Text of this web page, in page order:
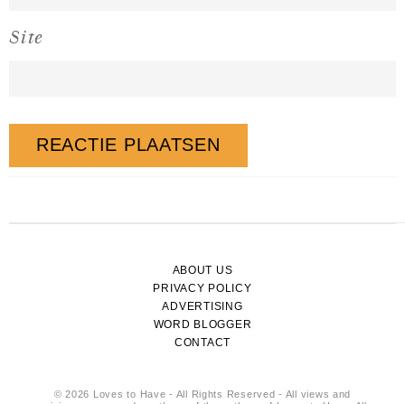
Site
ABOUT US
PRIVACY POLICY
ADVERTISING
WORD BLOGGER
CONTACT
© 2026 Loves to Have - All Rights Reserved - All views and